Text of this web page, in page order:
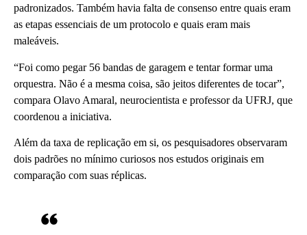
padronizados. Também havia falta de consenso entre quais eram
as etapas essenciais de um protocolo e quais eram mais
maleáveis.
“Foi como pegar 56 bandas de garagem e tentar formar uma
orquestra. Não é a mesma coisa, são jeitos diferentes de tocar”,
compara Olavo Amaral, neurocientista e professor da UFRJ, que
coordenou a iniciativa.
Além da taxa de replicação em si, os pesquisadores observaram
dois padrões no mínimo curiosos nos estudos originais em
comparação com suas réplicas.